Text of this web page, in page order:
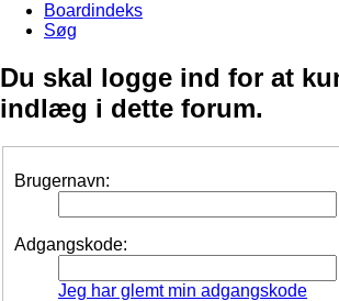
Boardindeks
Søg
Du skal logge ind for at
indlæg i dette forum.
Brugernavn:
Adgangskode:
Jeg har glemt min adgangskode